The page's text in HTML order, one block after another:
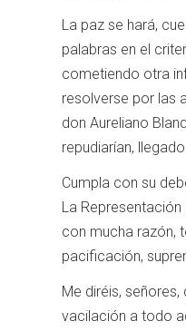
La paz se hará,
palabras en el
cometiendo otra
resolverse por las
don Aureliano
repudiarían,
Cumpla con su
La
con mucha razón,
pacificación,
Me diréis,
vacilación a todo